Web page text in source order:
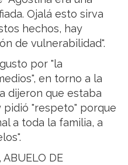
Ojalá esto sirva
hechos, hay
de vulnerabilidad".
por "la
en torno a la
dijeron que estaba
pidió "respeto" porque
a toda la familia, a
ABUELO DE